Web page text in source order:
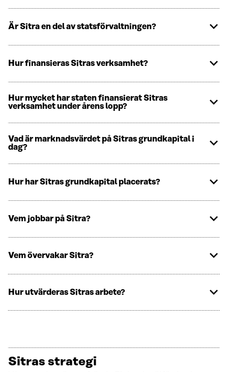
Är Sitra en del av statsförvaltningen?
Hur finansieras Sitras verksamhet?
Hur mycket har staten finansierat Sitras
verksamhet under årens lopp?
Vad är marknadsvärdet på Sitras grundkapital i
dag?
Hur har Sitras grundkapital placerats?
Vem jobbar på Sitra?
Vem övervakar Sitra?
Hur utvärderas Sitras arbete?
Sitras strategi